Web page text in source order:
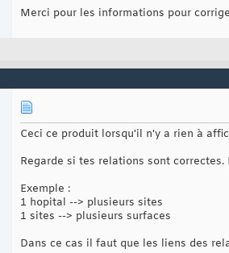
16
25
26
28
30
31
32
33
35
Set oQdf = oDB.QueryDefs(
While Not .EOF
        intAct = .Fields
(0
Set Item =
            Item.Checked =
End With
Wend
Merci pour les informations pour
Ceci ce produit lorsqu'il n'y a rien à
Regarde si tes relations sont
Exemple :
1 hopital --> plusieurs sites
1 sites --> plusieurs surfaces
Dans ce cas il faut que les liens des